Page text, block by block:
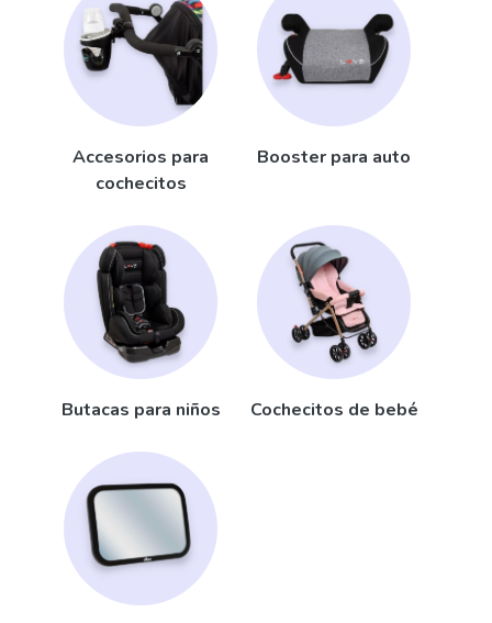
Accesorios para
cochecitos
Booster para auto
Butacas para niños Cochecitos de bebé